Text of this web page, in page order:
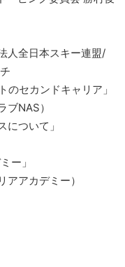
人全日本スキー連盟/
のセカンドキャリア」
NAS）
ついて」
ー」
アカデミー）